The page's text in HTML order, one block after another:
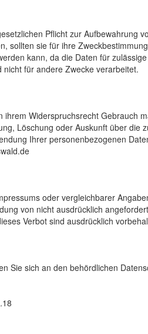
Pflicht zur Aufbewahrung
sollten sie für ihre
kann, da die Daten für
für andere Zwecke verarbeitet.
ihrem Widerspruchsrecht Gebrauch
Löschung oder Auskunft über
Ihrer personenbezogenen
oder vergleichbarer
von nicht ausdrücklich
Verbot sind ausdrücklich
Sie sich an den behördlichen